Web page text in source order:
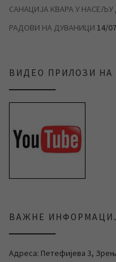
САНАЦИЈА КВАРА У НАСЕЉУ
РАДОВИ НА ДУВАНИЦИ 14/
ВИДЕО ПРИЛОЗИ НА
ВАЖНЕ
Адреса: Петефијева 3,